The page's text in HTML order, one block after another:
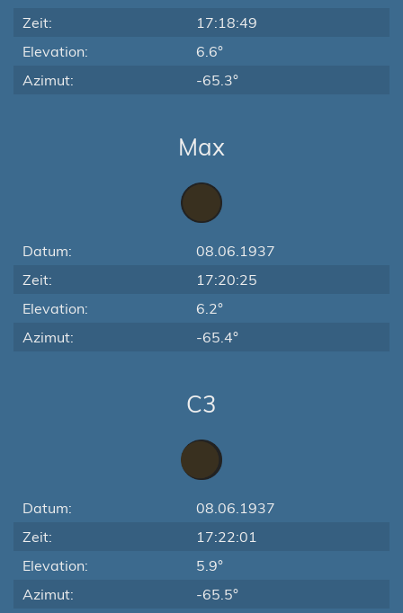
Zeit:
17:18:49
Elevation:
6.6°
Azimut:
-65.3°
Max
Datum:
08.06.1937
Zeit:
17:20:25
Elevation:
6.2°
Azimut:
-65.4°
C3
Datum:
08.06.1937
Zeit:
17:22:01
Elevation:
5.9°
Azimut:
-65.5°